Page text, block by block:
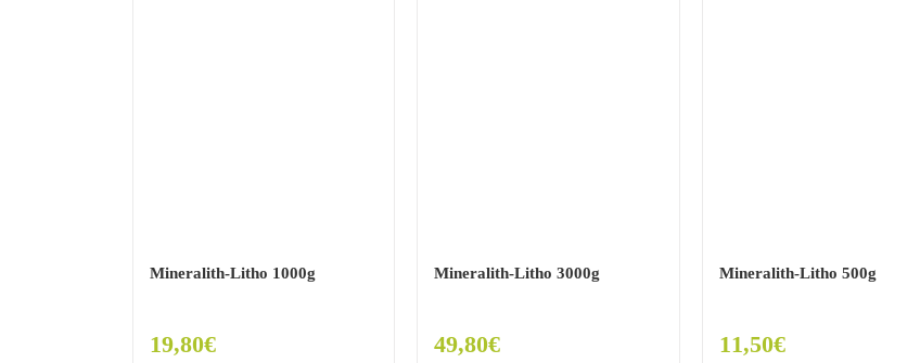
Mineralith-Litho 1000g
19,80€
Mineralith-Litho 3000g
49,80€
Mineralith-Litho 500g
11,50€